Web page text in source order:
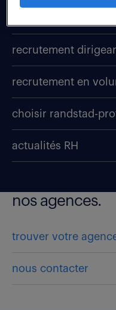
recrutement
recrutement en
choisir randstad-
actualités RH
nos agences.
trouver votre
nous contacter